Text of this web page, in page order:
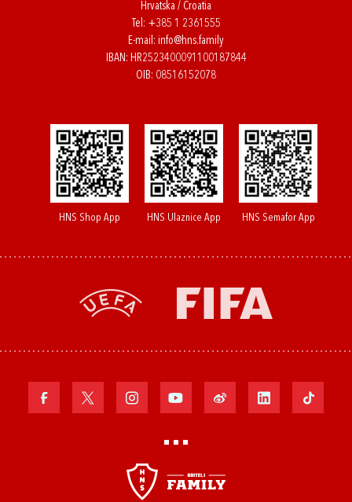
Hrvatska / Croatia
Tel: +385 1 2361555
E-mail: info@hns.family
IBAN: HR2523400091100187844
OIB: 08516152078
HNS Shop App HNS Ulaznice App HNS Semafor App